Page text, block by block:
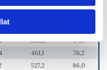
403,8
67,0
461,1
76,2
527,2
86,0